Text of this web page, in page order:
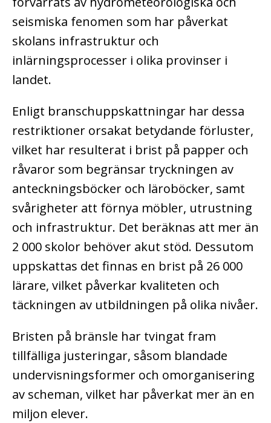
seismiska fenomen som har påverkat
skolans infrastruktur och
inlärningsprocesser i olika provinser i
landet.
Enligt branschuppskattningar har dessa
restriktioner orsakat betydande förluster,
vilket har resulterat i brist på papper och
råvaror som begränsar tryckningen av
anteckningsböcker och läroböcker, samt
svårigheter att förnya möbler, utrustning
och infrastruktur. Det beräknas att mer än
2 000 skolor behöver akut stöd. Dessutom
uppskattas det finnas en brist på 26 000
lärare, vilket påverkar kvaliteten och
täckningen av utbildningen på olika nivåer.
Bristen på bränsle har tvingat fram
tillfälliga justeringar, såsom blandade
undervisningsformer och omorganisering
av scheman, vilket har påverkat mer än en
miljon elever.